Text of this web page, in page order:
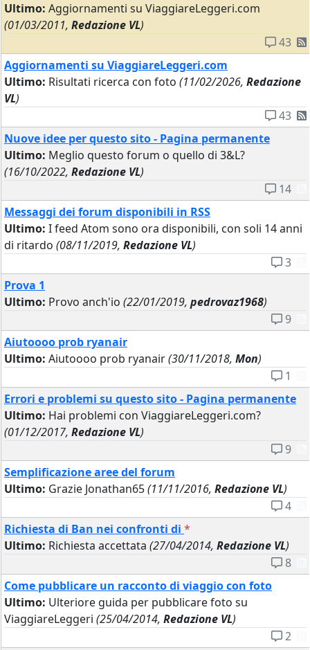
Ultimo: Aggiornamenti su ViaggiareLeggeri.com
(01/03/2011, Redazione VL)
43
Aggiornamenti su ViaggiareLeggeri.com
Ultimo: Risultati ricerca con foto (11/02/2026, Redazione
VL)
43
Nuove idee per questo sito - Pagina permanente
Ultimo: Meglio questo forum o quello di 3&L?
(16/10/2022, Redazione VL)
14
Messaggi dei forum disponibili in RSS
Ultimo: I feed Atom sono ora disponibili, con soli 14 anni
di ritardo (08/11/2019, Redazione VL)
3
Prova 1
Ultimo: Provo anch'io (22/01/2019, pedrovaz1968)
9
Aiutoooo prob ryanair
Ultimo: Aiutoooo prob ryanair(30/11/2018, Mon)
1
Errori e problemi su questo sito - Pagina permanente
Ultimo: Hai problemi con ViaggiareLeggeri.com?
(01/12/2017, Redazione VL)
9
Semplificazione aree del forum
Ultimo: Grazie Jonathan65(11/11/2016, Redazione VL)
4
Richiesta di Ban nei confronti di *
Ultimo: Richiesta accettata (27/04/2014, Redazione VL)
8
Come pubblicare un racconto di viaggio con foto
Ultimo: Ulteriore guida per pubblicare foto su
ViaggiareLeggeri (25/04/2014, Redazione VL)
2